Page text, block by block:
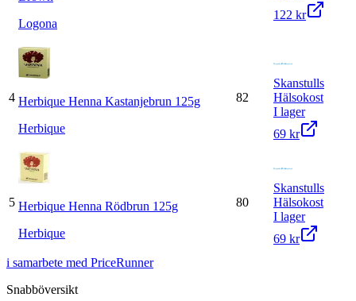
Logona
122 kr
4 Herbique Henna Kastanjebrun 125g
Herbique
82
Skanstulls
Hälsokost
I lager
69 kr
5 Herbique Henna Rödbrun 125g
Herbique
80
Skanstulls
Hälsokost
I lager
69 kr
i samarbete med PriceRunner
Snabböversikt